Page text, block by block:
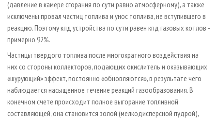
(давление в камере сгорания по сути равно атмосферному), а также
исключены провал частиц топлива и унос топлива, не вступившего в
реакцию. Поэтому кпд устройства по сути равен кпд газовых котлов -
примерно 92%.
Частицы твердого топлива после многократного воздействия на
них со стороны коллекторов, подающих окислитель и оказывающих
«шурующий» эффект, постоянно «обновляются», в результате чего
наблюдается насыщенное течение реакций газообразования. В
конечном счете происходит полное выгорание топливной
составляющей, она становится золой (мелкодисперсной пудрой),